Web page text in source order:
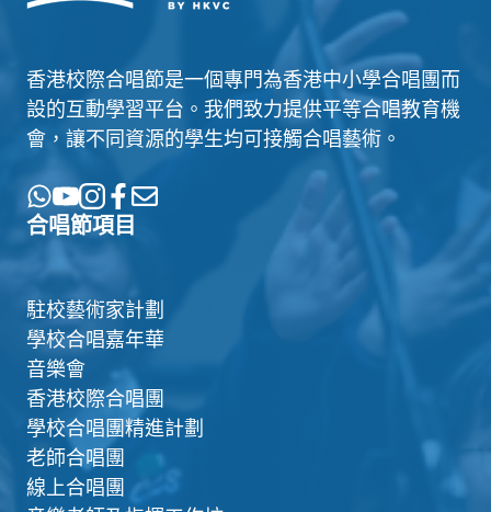
香港校際合唱節是一個專門為香港中小學合唱團而
設的互動學習平台。我們致力提供平等合唱教育機
會，讓不同資源的學生均可接觸合唱藝術。
合唱節項目
駐校藝術家計劃
學校合唱嘉年華
音樂會
香港校際合唱團
學校合唱團精進計劃
老師合唱團
線上合唱團